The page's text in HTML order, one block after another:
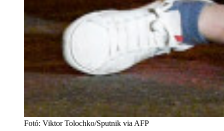
Fotó: Viktor Tolochko/Sputnik via AFP